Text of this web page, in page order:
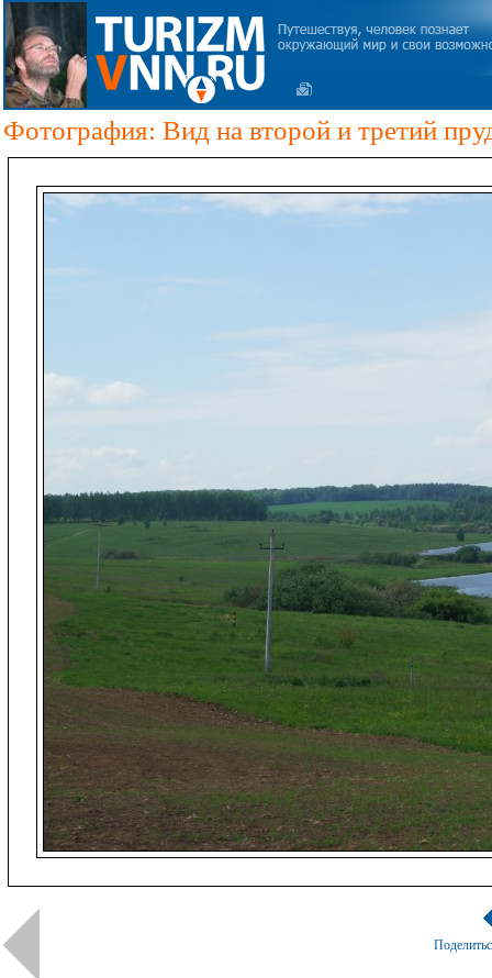
Фотография: Вид на второй и третий